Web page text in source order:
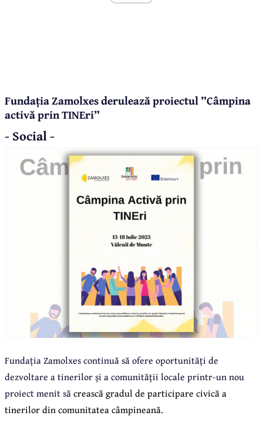
Fundația Zamolxes derulează proiectul ”Câmpina
activă prin TINEri”
- Social -
Fundația Zamolxes continuă să ofere oportunități de
dezvoltare a tinerilor și a comunității locale printr-un nou
proiect menit săcrească gradul de participare civică a
tinerilor din comunitatea câmpineană.